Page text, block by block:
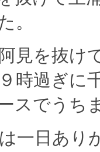
。
見を抜け
時過ぎに
スでうち
一日あり